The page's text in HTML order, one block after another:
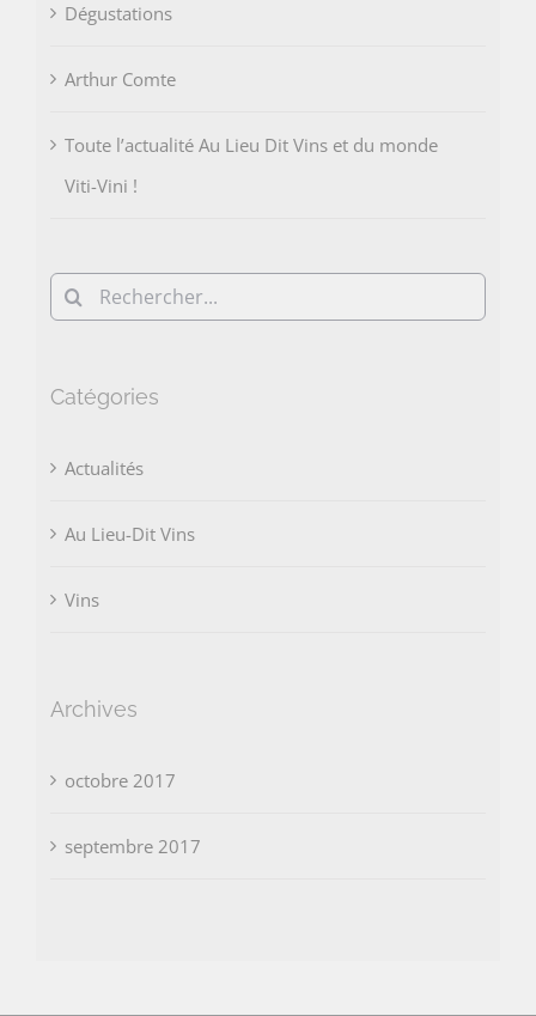
Dégustations
Arthur Comte
Toute l’actualité Au Lieu Dit Vins et du monde
Viti-Vini !
Rechercher:
Catégories
Actualités
Au Lieu-Dit Vins
Vins
Archives
octobre 2017
septembre 2017